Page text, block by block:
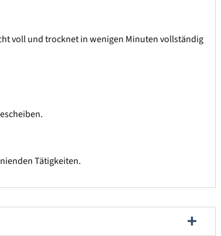
voll und trocknet in wenigen Minuten vollständig
Tätigkeiten.